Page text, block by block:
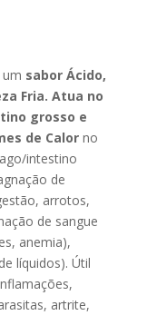
sabor Ácido,
Fria. Atua no
grosso e
de Calorno
intestino
de
arrotos,
de sangue
anemia),
líquidos). Útil
artrite,